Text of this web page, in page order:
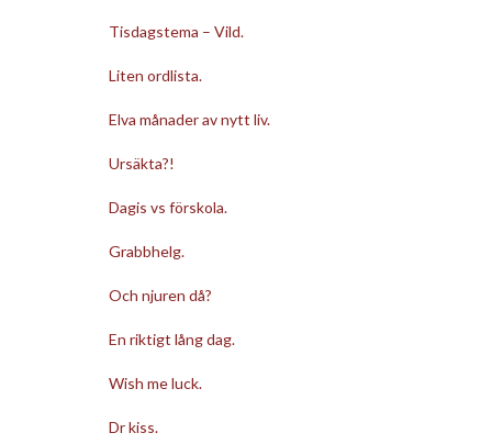
Tisdagstema – Vild.
Liten ordlista.
Elva månader av nytt liv.
Ursäkta?!
Dagis vs förskola.
Grabbhelg.
Och njuren då?
En riktigt lång dag.
Wish me luck.
Dr kiss.